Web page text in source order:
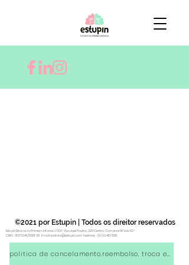
©2021 por Estupin | Todos os direitor reservados
Estupin Estudos da Primeira Infancia LTDA - Rua José Paulino, 320 Centro, Campinas SP sala 53 -
CNPJ :31.571.049/0001-28 E-mail contato@estupin.comTelefone : (19) 99413-5519
politica de cancelamento,reembolso, troca e entrega